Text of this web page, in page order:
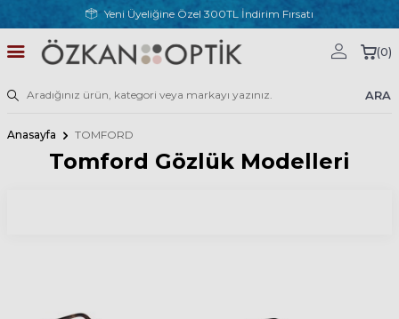
Yeni Üyeliğine Özel 300TL İndirim Fırsatı
ARA
(0)
Anasayfa TOMFORD
Tomford Gözlük Modelleri